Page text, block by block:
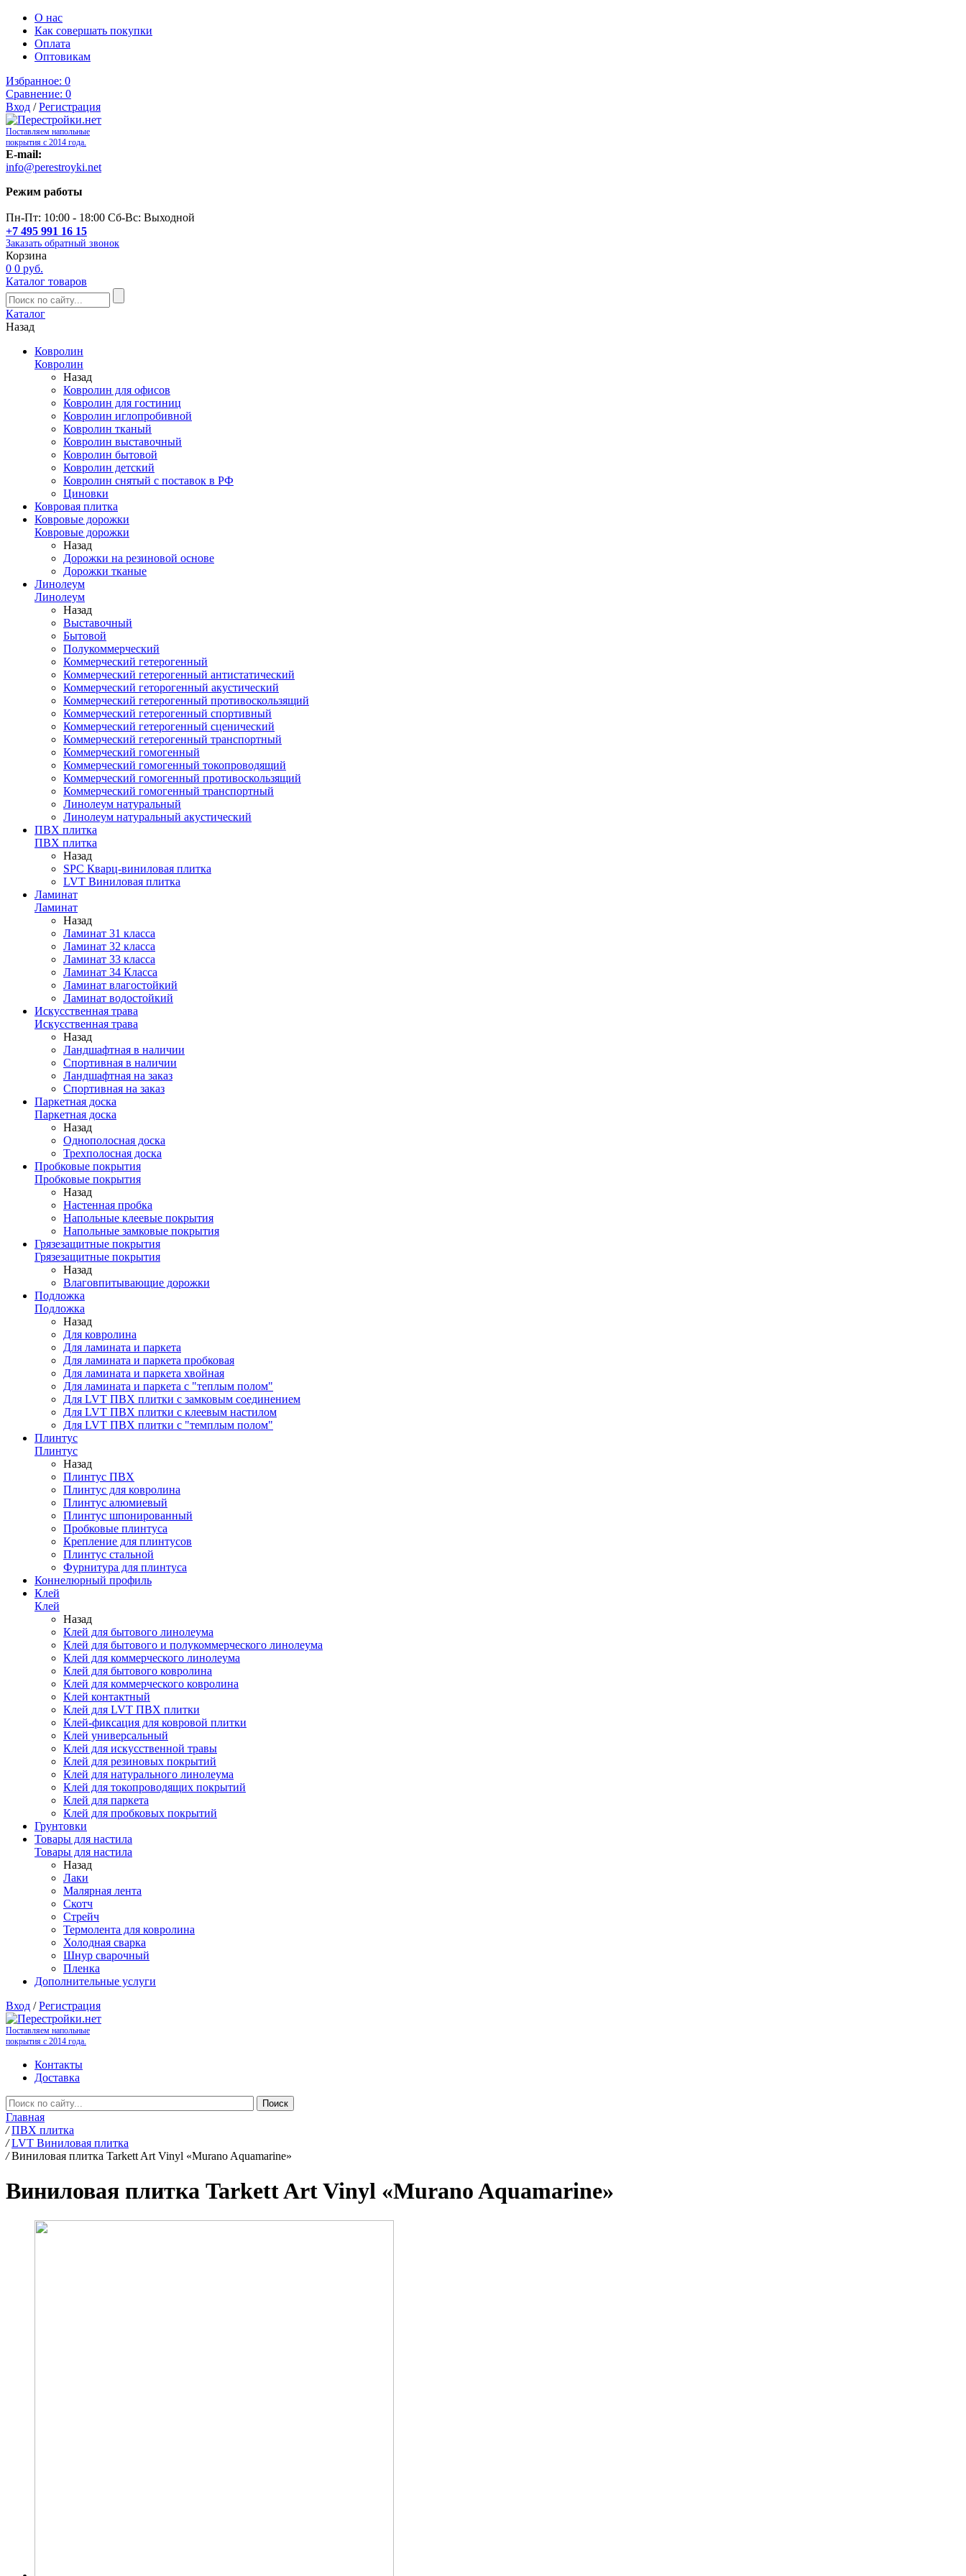
О нас
Как совершать покупки
Оплата
Оптовикам
Избранное: 0
Сравнение: 0
Вход /Регистрация
Поставляем напольные
покрытия с 2014 года.
E-mail:
info@perestroyki.net
Режим работы
Пн-Пт: 10:00 - 18:00 Сб-Вс: Выходной
+7 495 991 16 15
Заказать обратный звонок
Корзина
0 0 руб.
Каталог товаров
Каталог
Назад
Ковролин
Ковролин
Назад
Ковролин для офисов
Ковролин для гостиниц
Ковролин иглопробивной
Ковролин тканый
Ковролин выставочный
Ковролин бытовой
Ковролин детский
Ковролин снятый с поставок в РФ
Циновки
Ковровая плитка
Ковровые дорожки
Ковровые дорожки
Назад
Дорожки на резиновой основе
Дорожки тканые
Линолеум
Линолеум
Назад
Выставочный
Бытовой
Полукоммерческий
Коммерческий гетерогенный
Коммерческий гетерогенный антистатический
Коммерческий геторогенный акустический
Коммерческий гетерогенный противоскользящий
Коммерческий гетерогенный спортивный
Коммерческий гетерогенный сценический
Коммерческий гетерогенный транспортный
Коммерческий гомогенный
Коммерческий гомогенный токопроводящий
Коммерческий гомогенный противоскользящий
Коммерческий гомогенный транспортный
Линолеум натуральный
Линолеум натуральный акустический
ПВХ плитка
ПВХ плитка
Назад
SPC Кварц-виниловая плитка
LVT Виниловая плитка
Ламинат
Ламинат
Назад
Ламинат 31 класса
Ламинат 32 класса
Ламинат 33 класса
Ламинат 34 Класса
Ламинат влагостойкий
Ламинат водостойкий
Искусственная трава
Искусственная трава
Назад
Ландшафтная в наличии
Спортивная в наличии
Ландшафтная на заказ
Спортивная на заказ
Паркетная доска
Паркетная доска
Назад
Однополосная доска
Трехполосная доска
Пробковые покрытия
Пробковые покрытия
Назад
Настенная пробка
Напольные клеевые покрытия
Напольные замковые покрытия
Грязезащитные покрытия
Грязезащитные покрытия
Назад
Влаговпитывающие дорожки
Подложка
Подложка
Назад
Для ковролина
Для ламината и паркета
Для ламината и паркета пробковая
Для ламината и паркета хвойная
Для ламината и паркета с "теплым полом"
Для LVT ПВХ плитки с замковым соединением
Для LVT ПВХ плитки с клеевым настилом
Для LVT ПВХ плитки с "темплым полом"
Плинтус
Плинтус
Назад
Плинтус ПВХ
Плинтус для ковролина
Плинтус алюмиевый
Плинтус шпонированный
Пробковые плинтуса
Крепление для плинтусов
Плинтус стальной
Фурнитура для плинтуса
Коннелюрный профиль
Клей
Клей
Назад
Клей для бытового линолеума
Клей для бытового и полукоммерческого линолеума
Клей для коммерческого линолеума
Клей для бытового ковролина
Клей для коммерческого ковролина
Клей контактный
Клей для LVT ПВХ плитки
Клей-фиксация для ковровой плитки
Клей универсальный
Клей для искусственной травы
Клей для резиновых покрытий
Клей для натурального линолеума
Клей для токопроводящих покрытий
Клей для паркета
Клей для пробковых покрытий
Грунтовки
Товары для настила
Товары для настила
Назад
Лаки
Малярная лента
Скотч
Стрейч
Термолента для ковролина
Холодная сварка
Шнур сварочный
Пленка
Дополнительные услуги
Вход /Регистрация
Поставляем напольные
покрытия с 2014 года.
Контакты
Доставка
Главная
/ ПВХ плитка
/ LVT Виниловая плитка
/ Виниловая плитка Tarkett Art Vinyl «Murano Aquamarine»
Виниловая плитка Tarkett Art Vinyl «Murano Aquamarine»